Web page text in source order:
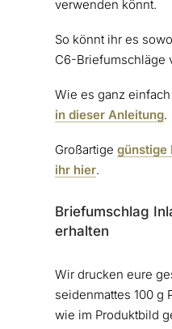
verwenden könnt.
So könnt ihr es
C6-Briefumschläge
Wie es ganz
in dieser Anleitung.
Großartige günstige
ihr hier.
Briefumschlag
erhalten
Wir drucken eure
seidenmattes 100 g
wie im Produktbild